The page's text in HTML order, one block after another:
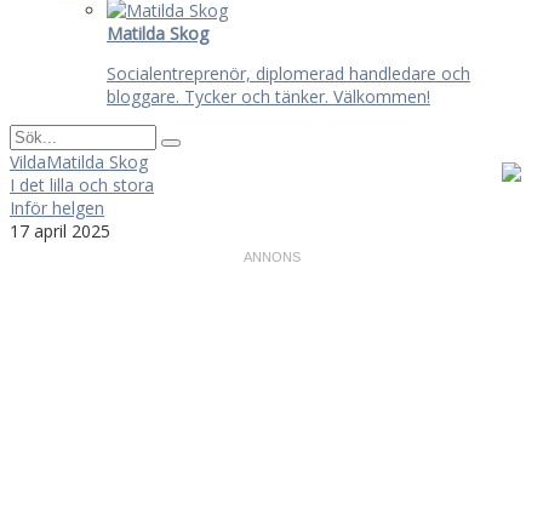
Matilda Skog
Socialentreprenör, diplomerad handledare och
bloggare. Tycker och tänker. Välkommen!
VildaMatilda Skog
I det lilla och stora
Inför helgen
17 april 2025